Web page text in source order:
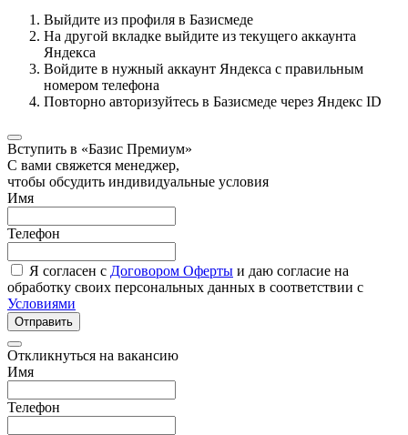
Выйдите из профиля в Базисмеде
На другой вкладке выйдите из текущего аккаунта
Яндекса
Войдите в нужный аккаунт Яндекса с правильным
номером телефона
Повторно авторизуйтесь в Базисмеде через Яндекс ID
Вступить в «Базис Премиум»
С вами свяжется менеджер,
чтобы обсудить индивидуальные условия
Имя
Телефон
Я согласен с Договором Оферты и даю согласие на
обработку своих персональных данных в соответствии с
Условиями
Отправить
Откликнуться на вакансию
Имя
Телефон